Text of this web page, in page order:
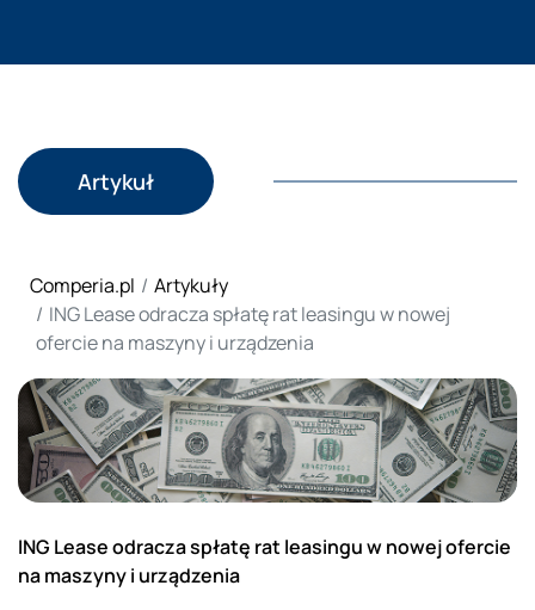
Artykuł
Comperia.pl
Artykuły
ING Lease odracza spłatę rat leasingu w nowej
ofercie na maszyny i urządzenia
ING Lease odracza spłatę rat leasingu w nowej ofercie
na maszyny i urządzenia